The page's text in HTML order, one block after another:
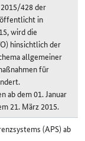
428 der
in
wird die
hinsichtlich der
allgemeiner
für
ab dem 01. Januar
21. März 2015.
(APS) ab